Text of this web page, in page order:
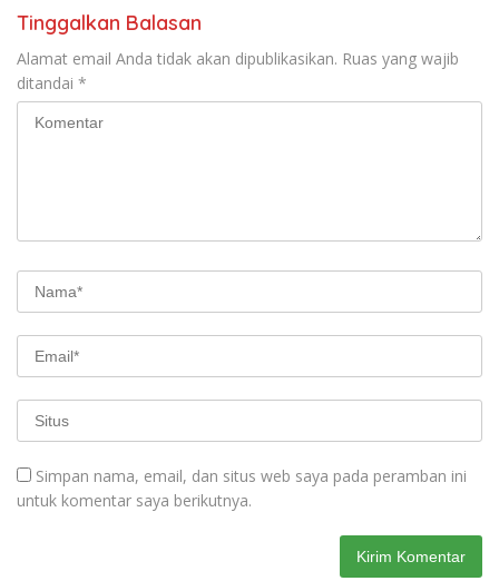
Tinggalkan Balasan
Alamat email Anda tidak akan dipublikasikan. Ruas yang wajib
ditandai *
Simpan nama, email, dan situs web saya pada peramban ini
untuk komentar saya berikutnya.